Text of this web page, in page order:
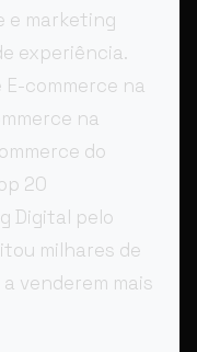
e marketing
experiência.
commerce na
na
do
20
Digital pelo
milhares de
venderem mais